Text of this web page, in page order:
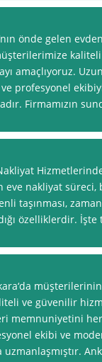
önde gelen
amaçlıyoruz.
profesyonel
Firmamızın
eve nakliyat
taşınması,
özelliklerdir. İşte
ve güvenilir
memnuniyetini
ekibi ve